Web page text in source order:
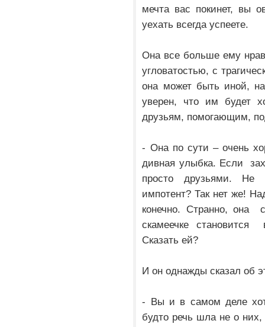
мечта вас покинет, вы
уехать всегда успеете.
Она все больше ему
угловатостью, с
она может быть иной,
уверен, что им будет
друзьям, помогающим,
- Она по сути – очень
дивная улыбка. Если
просто друзьями. Не
импотент? Так нет же!
конечно. Странно, она
скамеечке
Сказать ей?
И он однажды сказал об
- Вы и в самом деле
будто речь шла не о